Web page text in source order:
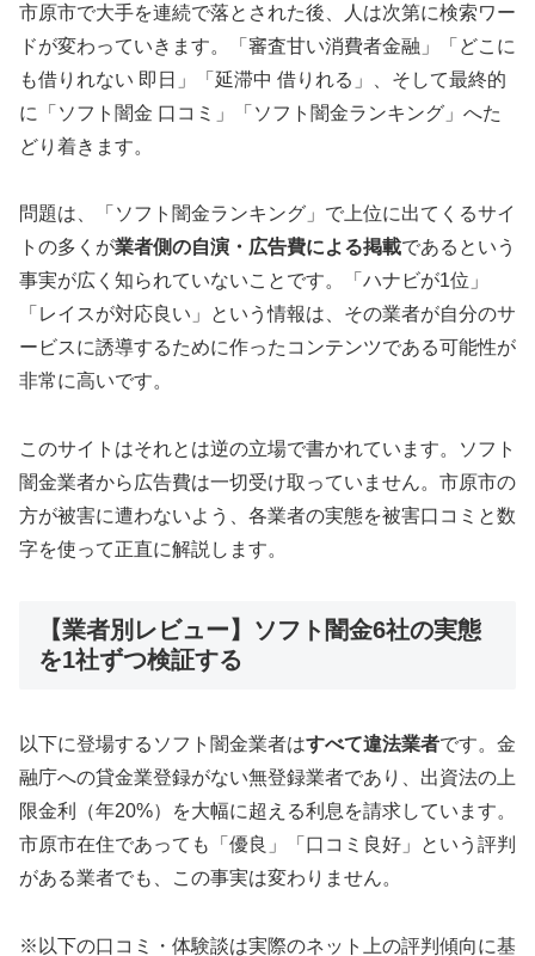
市原市で大手を連続で落とされた後、人は次第に検索ワー
ドが変わっていきます。「審査甘い消費者金融」「どこに
も借りれない 即日」「延滞中 借りれる」、そして最終的
に「ソフト闇金 口コミ」「ソフト闇金ランキング」へた
どり着きます。
問題は、「ソフト闇金ランキング」で上位に出てくるサイ
トの多くが業者側の自演・広告費による掲載であるという
事実が広く知られていないことです。「ハナビが1位」
「レイスが対応良い」という情報は、その業者が自分のサ
ービスに誘導するために作ったコンテンツである可能性が
非常に高いです。
このサイトはそれとは逆の立場で書かれています。ソフト
闇金業者から広告費は一切受け取っていません。市原市の
方が被害に遭わないよう、各業者の実態を被害口コミと数
字を使って正直に解説します。
【業者別レビュー】ソフト闇金6社の実態
を1社ずつ検証する
以下に登場するソフト闇金業者はすべて違法業者です。金
融庁への貸金業登録がない無登録業者であり、出資法の上
限金利（年20%）を大幅に超える利息を請求しています。
市原市在住であっても「優良」「口コミ良好」という評判
がある業者でも、この事実は変わりません。
※以下の口コミ・体験談は実際のネット上の評判傾向に基